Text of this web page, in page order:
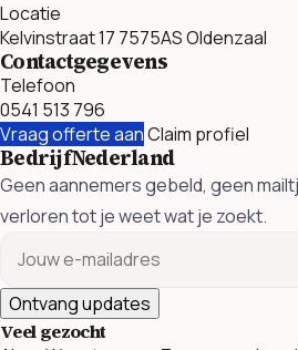
Locatie
Kelvinstraat 17 7575AS Oldenzaal
Contactgegevens
Telefoon
0541 513 796
Vraag offerte aanClaim profiel
BedrijfNederland
Geen aannemers gebeld, geen
verloren tot je weet wat je zoekt.
Ontvang updates
Veel gezocht